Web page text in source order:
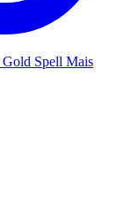
Gold Spell Mais